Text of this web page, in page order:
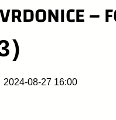
–
2024-08-27 16:00